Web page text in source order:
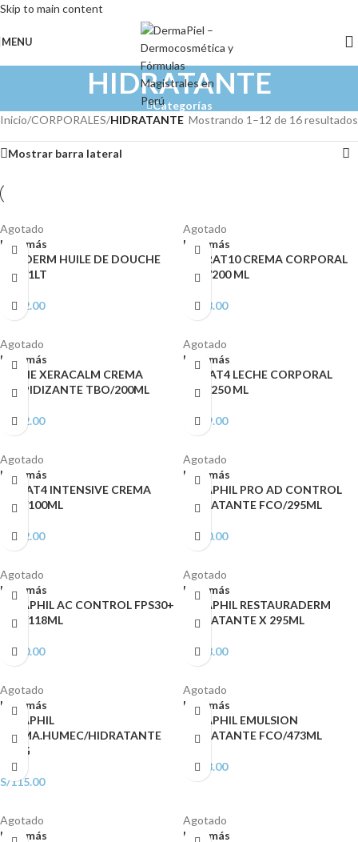
Skip to main content
MENU
HIDRATANTE
Categorías
Inicio/CORPORALES/HIDRATANTE Mostrando 1–12 de 16 resultados
Mostrar barra lateral
Agotado
Leer más
ATODERM HUILE DE DOUCHE
FCO/1LT
162.00
Agotado
Leer más
AKERAT10 CREMA CORPORAL
TBO/200 ML
148.00
Agotado
Leer más
AVENE XERACALM CREMA
RELIPIDIZANTE TBO/200ML
142.00
Agotado
Leer más
LETI AT4 LECHE CORPORAL
FCO/250 ML
139.00
Agotado
Leer más
LETI AT4 INTENSIVE CREMA
FCO/100ML
122.00
Agotado
Leer más
CETAPHIL PRO AD CONTROL
HIDRATANTE FCO/295ML
120.00
Agotado
Leer más
CETAPHIL AC CONTROL FPS30+
FCO/118ML
120.00
Agotado
Leer más
CETAPHIL RESTAURADERM
HIDRATANTE X 295ML
118.00
Agotado
Leer más
CETAPHIL
CREMA.HUMEC/HIDRATANTE
453 G
S/115.00
Agotado
Leer más
CETAPHIL EMULSION
HIDRATANTE FCO/473ML
113.00
Agotado
Leer más
Agotado
Leer más